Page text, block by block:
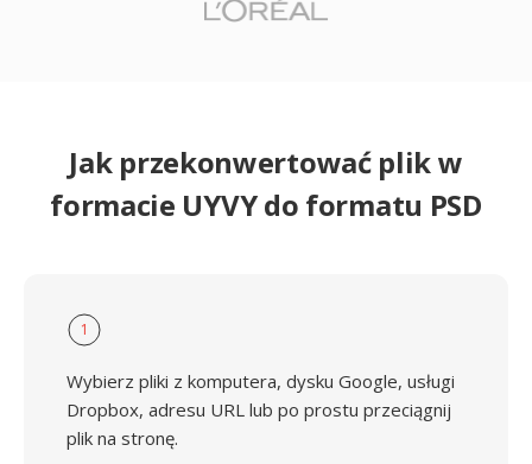
Jak przekonwertować plik w
formacie UYVY do formatu PSD
1
Wybierz pliki z komputera, dysku Google, usługi
Dropbox, adresu URL lub po prostu przeciągnij
plik na stronę.